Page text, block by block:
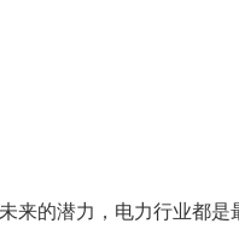
来的潜力，电力行业都是